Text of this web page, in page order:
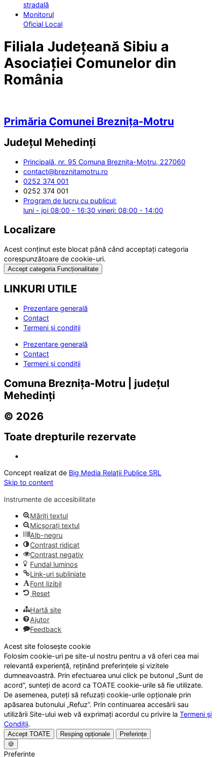
stradală
Monitorul
Oficial Local
Filiala Județeană Sibiu a
Asociației Comunelor din
România
Primăria Comunei Breznița-Motru
Județul Mehedinți
Principală, nr. 95 Comuna Breznița-Motru, 227060
contact@breznitamotru.ro
0252 374 001
0252 374 001
Program de lucru cu publicul:
luni - joi 08:00 - 16:30 vineri: 08:00 - 14:00
Localizare
Acest conținut este blocat până când acceptați categoria
corespunzătoare de cookie-uri.
Accept categoria Funcționalitate
LINKURI UTILE
Prezentare generală
Contact
Termeni și condiții
Prezentare generală
Contact
Termeni și condiții
Comuna Breznița-Motru | județul
Mehedinți
© 2026
Toate drepturile rezervate
Concept realizat de Big Media Relații Publice SRL
Skip to content
Instrumente de accesibilitate
Măriți textul
Micșorați textul
Alb-negru
Contrast ridicat
Contrast negativ
Fundal luminos
Link-uri subliniate
Font lizibil
Reset
Hartă site
Ajutor
Feedback
Acest site folosește cookie
Folosim cookie-uri pe site-ul nostru pentru a vă oferi cea mai
relevantă experiență, reținând preferințele și vizitele
dumneavoastră. Prin efectuarea unui click pe butonul „Sunt de
acord”, sunteți de acord ca TOATE cookie-urile să fie utilizate.
De asemenea, puteți să refuzați cookie-urile opționale prin
apăsarea butonului „Refuz”. Prin continuarea accesării sau
utilizării Site-ului web vă exprimați acordul cu privire la Termeni și
Condiții.
Accept TOATE Resping opționale
Preferințe
🍪
Preferințe